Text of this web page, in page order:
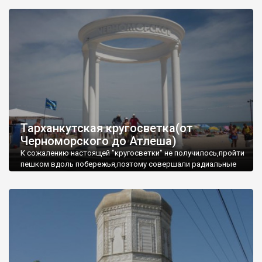
Тарханкутская кругосветка(от
Черноморского до Атлеша)
К сожалению настоящей "кругосветки" не получилось,пройти
пешком вдоль побережья,поэтому совершали радиальные